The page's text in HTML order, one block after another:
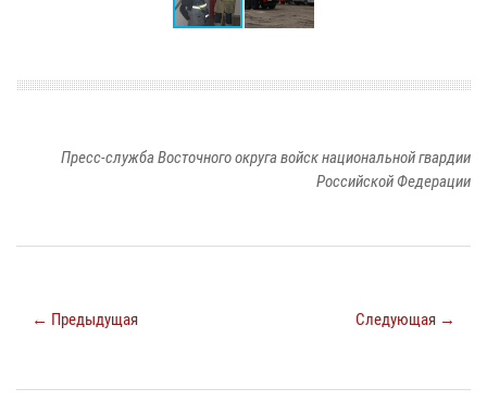
Пресс-служба Восточного округа войск национальной гвардии
Российской Федерации
← Предыдущая Следующая →